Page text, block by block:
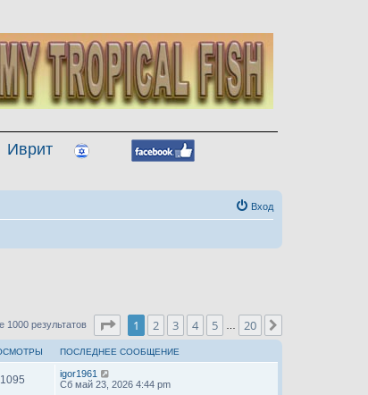
Иврит
Вход
1000 результатов Страница 1 из20
1 2 3 4 5 20
ПОСЛЕДНЕЕ СООБЩЕНИЕ
1095
igor1961
Сб май 23, 2026 4:44 pm